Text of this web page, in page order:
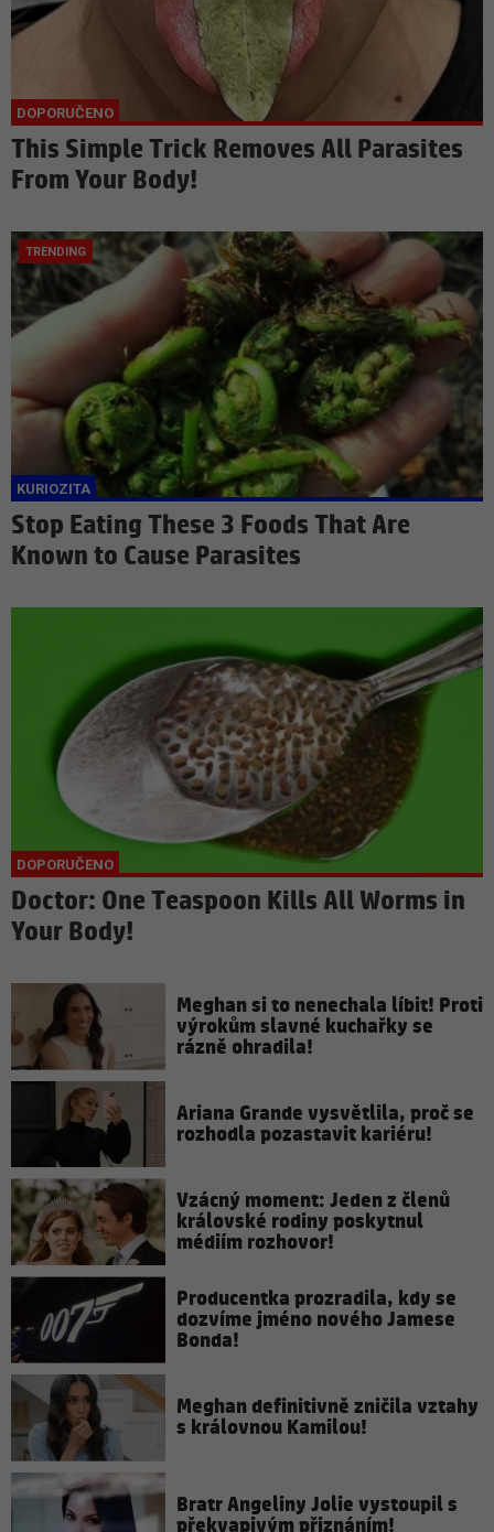
This Simple Trick Removes All Parasites
From Your Body!
Stop Eating These 3 Foods That Are
Known to Cause Parasites
Doctor: One Teaspoon Kills All Worms in
Your Body!
Meghan si to nenechala líbit! Proti
výrokům slavné kuchařky se
rázně ohradila!
Ariana Grande vysvětlila, proč se
rozhodla pozastavit kariéru!
Vzácný moment: Jeden z členů
královské rodiny poskytnul
médiím rozhovor!
Producentka prozradila, kdy se
dozvíme jméno nového Jamese
Bonda!
Meghan definitivně zničila vztahy
s královnou Kamilou!
Bratr Angeliny Jolie vystoupil s
překvapivým přiznáním!